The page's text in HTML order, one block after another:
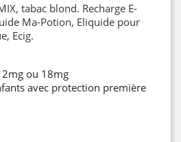
tabac blond. Recharge E-
Ma-Potion, Eliquide pour
Ecig.
ou 18mg
avec protection première